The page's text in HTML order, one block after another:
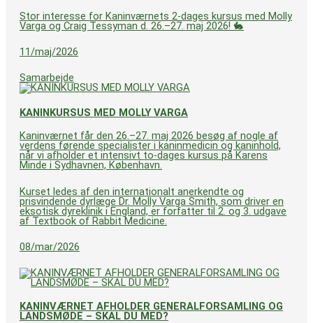
Stor interesse for Kaninværnets 2-dages kursus med Molly
Varga og Craig Tessyman d. 26.–27. maj 2026! 🐇
11/maj/2026
Samarbejde
KANINKURSUS MED MOLLY VARGA
Kaninværnet får den 26.–27. maj 2026 besøg af nogle af
verdens førende specialister i kaninmedicin og kaninhold,
når vi afholder et intensivt to-dages kursus på Karens
Minde i Sydhavnen, København.
Kurset ledes af den internationalt anerkendte og
prisvindende dyrlæge Dr. Molly Varga Smith, som driver en
eksotisk dyreklinik i England, er forfatter til 2. og 3. udgave
af Textbook of Rabbit Medicine.
08/mar/2026
KANINVÆRNET AFHOLDER GENERALFORSAMLING OG
LANDSMØDE – SKAL DU MED?